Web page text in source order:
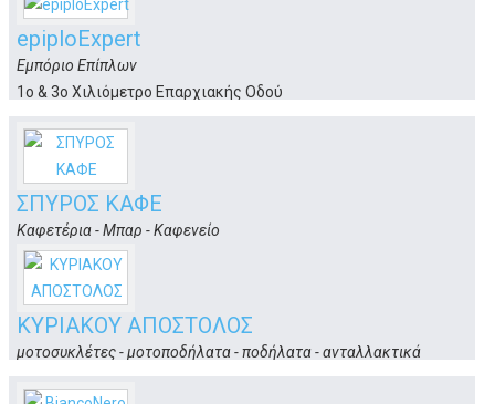
ΑΠΕΝΤΟΜΩΤΙΚΗ - ΓΕΩΜΕΛΕΤΗΤΙΚΗ ΚΩ
απεντομώσεις - μυοκτονίες
Μητρ. Ζαχαρία 4
Κως
epiploExpert
Εμπόριο Επίπλων
1ο & 3ο Χιλιόμετρο Επαρχιακής Οδού
ΣΠΥΡΟΣ ΚΑΦΕ
Καφετέρια - Μπαρ - Καφενείο
Γ. Αβέρωφ 49
Κως
ΚΥΡΙΑΚΟΥ ΑΠΟΣΤΟΛΟΣ
μοτοσυκλέτες - μοτοποδήλατα - ποδήλατα - ανταλλακτικά
Κως